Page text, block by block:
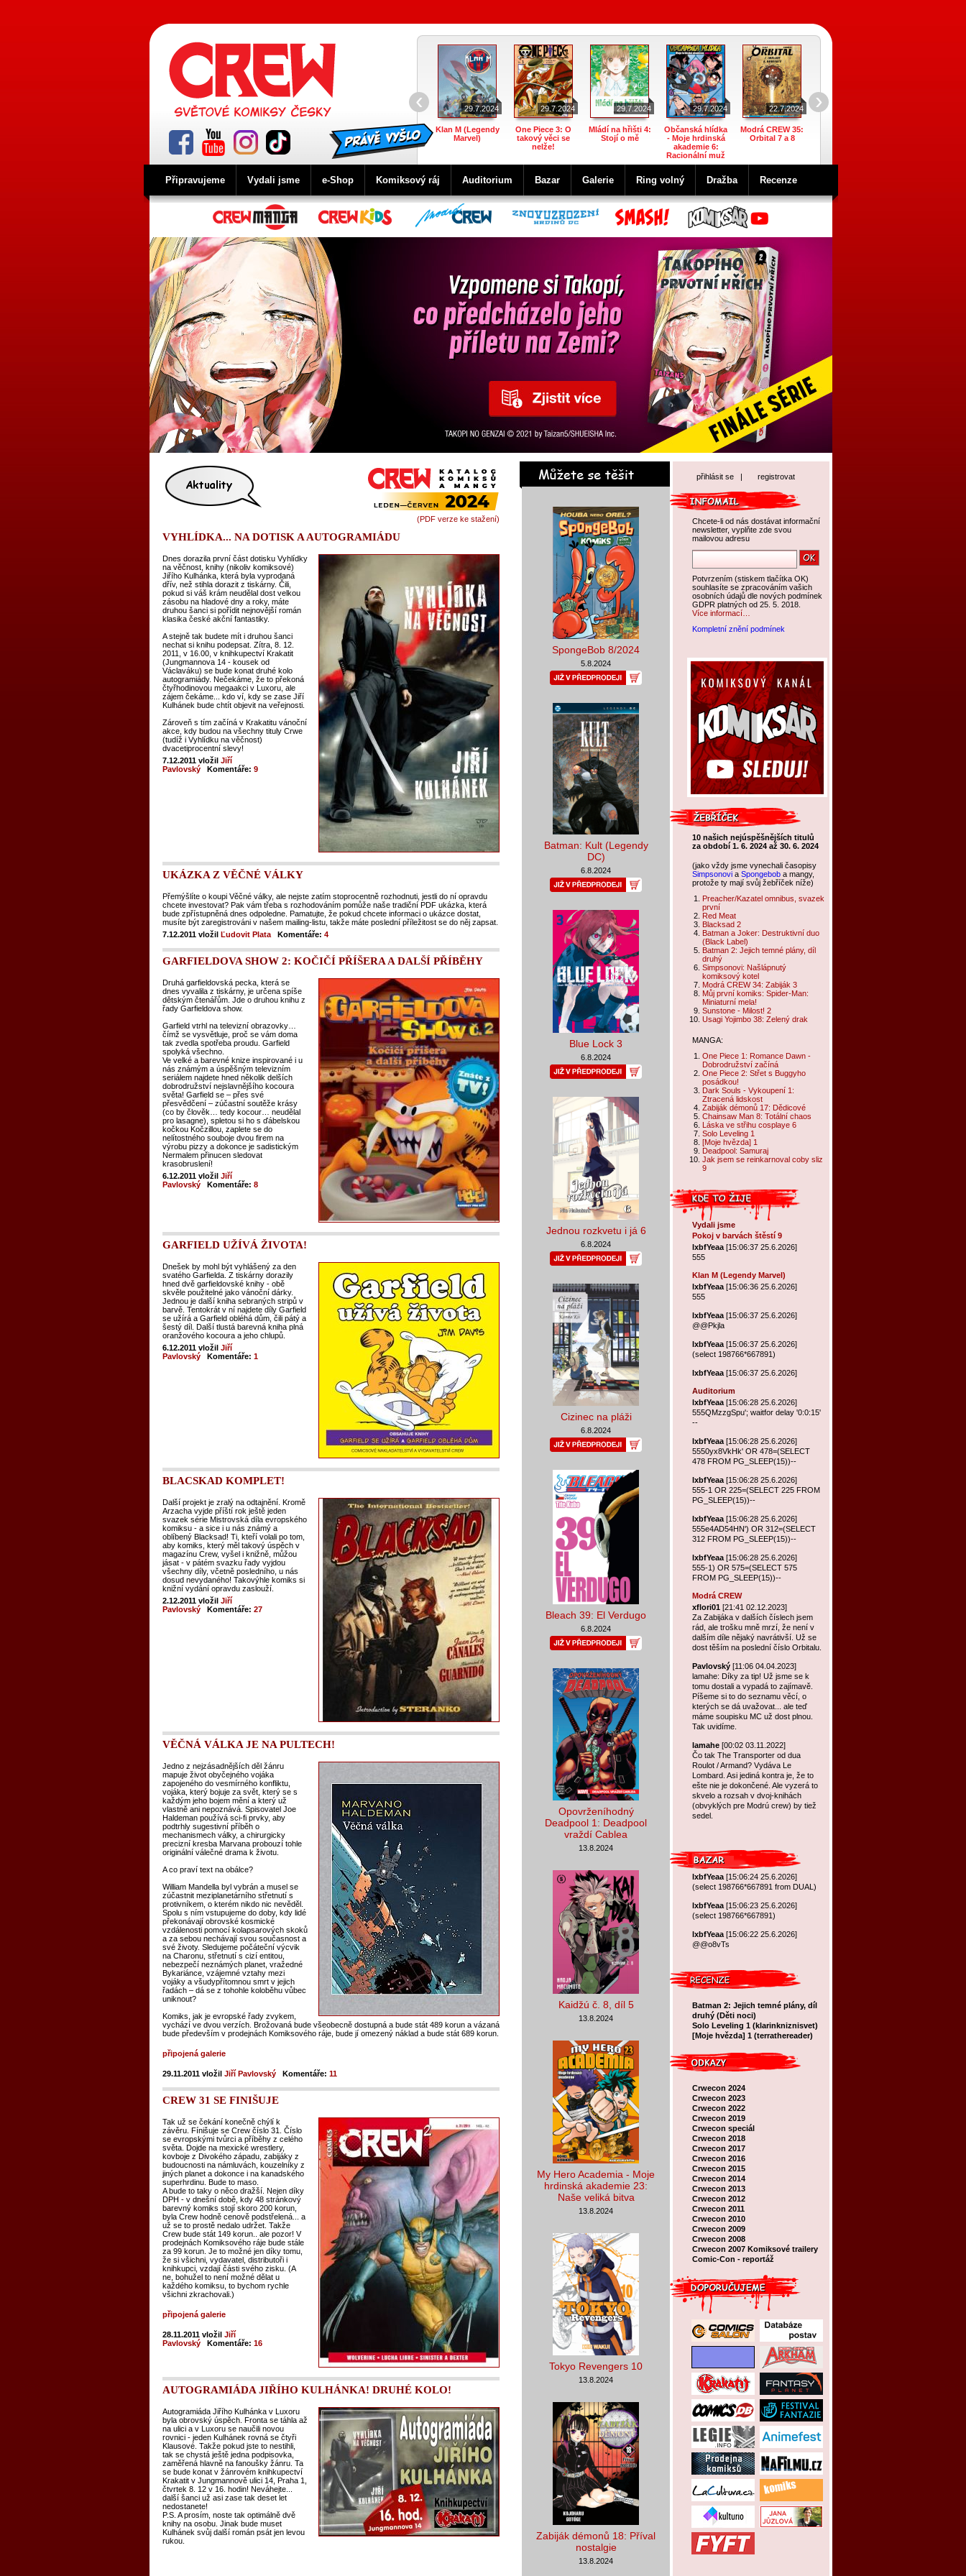
29.7.2024
Klan M (Legendy
Marvel)
29.7.2024
One Piece 3: O
takový věci se
nelže!
29.7.2024
Mládí na hřišti 4:
Stojí o mě
29.7.2024
Občanská hlídka
- Moje hrdinská
akademie 6:
Racionální muž
22.7.2024
Modrá CREW 35:
Orbital 7 a 8
‹ ›
Připravujeme Vydali jsme e-Shop Komiksový ráj Auditorium Bazar Galerie Ring volný Dražba Recenze
(PDF verze ke stažení)
VYHLÍDKA... NA DOTISK A AUTOGRAMIÁDU
Dnes dorazila první část dotisku Vyhlídky
na věčnost, knihy (nikoliv komiksové)
Jiřího Kulhánka, která byla vyprodaná
dřív, než stihla dorazit z tiskárny. Čili,
pokud si váš krám neudělal dost velkou
zásobu na hladové dny a roky, máte
druhou šanci si pořídit nejnovější román
klasika české akční fantastiky.
A stejně tak budete mít i druhou šanci
nechat si knihu podepsat. Zítra, 8. 12.
2011, v 16.00, v knihkupectví Krakatit
(Jungmannova 14 - kousek od
Václaváku) se bude konat druhé kolo
autogramiády. Nečekáme, že to překoná
čtyřhodinovou megaakci v Luxoru, ale
zájem čekáme... kdo ví, kdy se zase Jiří
Kulhánek bude chtít objevit na veřejnosti.
Zároveň s tím začíná v Krakatitu vánoční
akce, kdy budou na všechny tituly Crwe
(tudíž i Vyhlídku na věčnost)
dvacetiprocentní slevy!
7.12.2011 vložil Jiří
Pavlovský
Komentáře: 9
UKÁZKA Z VĚČNÉ VÁLKY
Přemýšlíte o koupi Věčné války, ale nejste zatím stoprocentně rozhodnuti, jestli do ní opravdu
chcete investovat? Pak vám třeba s rozhodováním pomůže naše tradiční PDF ukázka, která
bude zpřístupněná dnes odpoledne. Pamatujte, že pokud chcete informaci o ukázce dostat,
musíte být zaregistrováni v našem mailing-listu, takže máte poslední příležitost se do něj zapsat.
7.12.2011 vložil Ľudovit Plata Komentáře: 4
GARFIELDOVA SHOW 2: KOČIČÍ PŘÍŠERA A DALŠÍ PŘÍBĚHY
Druhá garfieldovská pecka, která se
dnes vyvalila z tiskárny, je určena spíše
dětským čtenářům. Jde o druhou knihu z
řady Garfieldova show.
Garfield vtrhl na televizní obrazovky…
čímž se vysvětluje, proč se vám doma
tak zvedla spotřeba proudu. Garfield
spolyká všechno.
Ve velké a barevné knize inspirované i u
nás známým a úspěšným televizním
seriálem najdete hned několik delších
dobrodružství nejslavnějšího kocoura
světa! Garfield se – přes své
přesvědčení – zúčastní soutěže krásy
(co by člověk… tedy kocour… neudělal
pro lasagne), spletou si ho s ďábelskou
kočkou Kočzillou, zaplete se do
nelítostného souboje dvou firem na
výrobu pizzy a dokonce je sadistickým
Nermalem přinucen sledovat
krasobruslení!
6.12.2011 vložil Jiří
Pavlovský
Komentáře: 8
GARFIELD UŽÍVÁ ŽIVOTA!
Dnešek by mohl být vyhlášený za den
svatého Garfielda. Z tiskárny dorazily
hned dvě garfieldovské knihy - obě
skvěle použitelné jako vánoční dárky.
Jednou je další kniha sebraných stripů v
barvě. Tentokrát v ní najdete díly Garfield
se užírá a Garfield obléhá dům, čili pátý a
šestý díl. Další tlustá barevná kniha plná
oranžového kocoura a jeho chlupů.
6.12.2011 vložil Jiří
Pavlovský
Komentáře: 1
BLACSKAD KOMPLET!
Další projekt je zralý na odtajnění. Kromě
Arzacha vyjde příští rok ještě jeden
svazek série Mistrovská díla evropského
komiksu - a sice i u nás známý a
oblíbený Blacksad! Ti, kteří volali po tom,
aby komiks, který měl takový úspěch v
magazínu Crew, vyšel i knižně, můžou
jásat - v pátém svazku řady vyjdou
všechny díly, včetně posledního, u nás
dosud nevydaného! Takovýhle komiks si
knižní vydání opravdu zaslouží.
2.12.2011 vložil Jiří
Pavlovský
Komentáře: 27
VĚČNÁ VÁLKA JE NA PULTECH!
Jedno z nejzásadnějších děl žánru
mapuje život obyčejného vojáka
zapojeného do vesmírného konfliktu,
vojáka, který bojuje za svět, který se s
každým jeho bojem mění a který už
vlastně ani nepoznává. Spisovatel Joe
Haldeman používá sci-fi prvky, aby
podtrhly sugestivní příběh o
mechanismech války, a chirurgicky
precizní kresba Marvana probouzí tohle
originální válečné drama k životu.
A co praví text na obálce?
William Mandella byl vybrán a musel se
zúčastnit meziplanetárního střetnutí s
protivníkem, o kterém nikdo nic nevěděl.
Spolu s ním vstupujeme do doby, kdy lidé
překonávají obrovské kosmické
vzdálenosti pomocí kolapsarových skoků
a za sebou nechávají svou současnost a
své životy. Sledujeme počáteční výcvik
na Charonu, střetnutí s cizí entitou,
nebezpečí neznámých planet, vražedné
Bykariánce, vzájemné vztahy mezi
vojáky a všudypřítomnou smrt v jejich
řadách – dá se z tohohle koloběhu vůbec
uniknout?
Komiks, jak je evropské řady zvykem,
vychází ve dvou verzích. Brožovaná bude všeobecně dostupná a bude stát 489 korun a vázaná
bude především v prodejnách Komiksového ráje, bude jí omezený náklad a bude stát 689 korun.
připojená galerie
29.11.2011 vložil Jiří Pavlovský Komentáře: 11
CREW 31 SE FINIŠUJE
Tak už se čekání konečně chýlí k
závěru. Fínišuje se Crew číslo 31. Číslo
se evropskými tvůrci a příběhy z celého
světa. Dojde na mexické wrestlery,
kovboje z Divokého západu, zabijáky z
budoucnosti na námluvách, kouzelníky z
jiných planet a dokonce i na kanadského
superhrdinu. Bude to maso.
A bude to taky o něco dražší. Nejen díky
DPH - v dnešní době, kdy 48 stránkový
barevný komiks stojí skoro 200 korun,
byla Crew hodně cenově podstřelená... a
už se to prostě nedalo udržet. Takže
Crew bude stát 149 korun.. ale pozor! V
prodejnách Komiksového ráje bude stále
za 99 korun. Je to možné jen díky tomu,
že si všichni, vydavatel, distributoři i
knihkupci, vzdají části svého zisku. (A
ne, bohužel to není možné dělat u
každého komiksu, to bychom rychle
všichni zkrachovali.)
připojená galerie
28.11.2011 vložil Jiří
Pavlovský
Komentáře: 16
AUTOGRAMIÁDA JIŘÍHO KULHÁNKA! DRUHÉ KOLO!
Autogramiáda Jiřího Kulhánka v Luxoru
byla obrovský úspěch. Fronta se táhla až
na ulici a v Luxoru se naučili novou
rovnici - jeden Kulhánek rovná se čtyři
Klausové. Takže pokud jste to nestihli,
tak se chystá ještě jedna podpisovka,
zaměřená hlavně na fanoušky žánru. Ta
se bude konat v žánrovém knihkupectví
Krakatit v Jungmannově ulici 14, Praha 1,
čtvrtek 8. 12 v 16. hodin! Neváhejte...
další šanci už asi zase tak deset let
nedostanete!
P.S. A prosím, noste tak optimálně dvě
knihy na osobu. Jinak bude muset
Kulhánek svůj další román psát jen levou
rukou.
přihlásit se | registrovat
Chcete-li od nás dostávat informační
newsletter, vyplňte zde svou
mailovou adresu
Potvrzením (stiskem tlačítka OK)
souhlasíte se zpracováním vašich
osobních údajů dle nových podmínek
GDPR platných od 25. 5. 2018.
Více informací…
Kompletní znění podmínek
10 našich nejúspěšnějších titulů
za období 1. 6. 2024 až 30. 6. 2024
(jako vždy jsme vynechali časopisy
Simpsonovi a Spongebob a mangy,
protože ty mají svůj žebříček níže)
Preacher/Kazatel omnibus, svazek
první
Red Meat
Blacksad 2
Batman a Joker: Destruktivní duo
(Black Label)
Batman 2: Jejich temné plány, díl
druhý
Simpsonovi: Našlápnutý
komiksový kotel
Modrá CREW 34: Zabiják 3
Můj první komiks: Spider-Man:
Miniaturní mela!
Sunstone - Milost! 2
Usagi Yojimbo 38: Zelený drak
MANGA:
One Piece 1: Romance Dawn -
Dobrodružství začíná
One Piece 2: Střet s Buggyho
posádkou!
Dark Souls - Vykoupení 1:
Ztracená lidskost
Zabiják démonů 17: Dědicové
Chainsaw Man 8: Totální chaos
Láska ve střihu cosplaye 6
Solo Leveling 1
[Moje hvězda] 1
Deadpool: Samuraj
Jak jsem se reinkarnoval coby sliz
9
Vydali jsme
Pokoj v barvách štěstí 9
lxbfYeaa [15:06:37 25.6.2026]
555
Klan M (Legendy Marvel)
lxbfYeaa [15:06:36 25.6.2026]
555
lxbfYeaa [15:06:37 25.6.2026]
@@Pkjla
lxbfYeaa [15:06:37 25.6.2026]
(select 198766*667891)
lxbfYeaa [15:06:37 25.6.2026]
Auditorium
lxbfYeaa [15:06:28 25.6.2026]
555QMzzgSpu'; waitfor delay '0:0:15'
--
lxbfYeaa [15:06:28 25.6.2026]
5550yx8VkHk' OR 478=(SELECT
478 FROM PG_SLEEP(15))--
lxbfYeaa [15:06:28 25.6.2026]
555-1 OR 225=(SELECT 225 FROM
PG_SLEEP(15))--
lxbfYeaa [15:06:28 25.6.2026]
555e4AD54HN') OR 312=(SELECT
312 FROM PG_SLEEP(15))--
lxbfYeaa [15:06:28 25.6.2026]
555-1) OR 575=(SELECT 575
FROM PG_SLEEP(15))--
Modrá CREW
xflori01 [21:41 02.12.2023]
Za Zabijáka v dalších číslech jsem
rád, ale trošku mně mrzí, že není v
dalším díle nějaký navrátivší. Už se
dost těším na poslední číslo Orbitalu.
Pavlovský [11:06 04.04.2023]
lamahe: Díky za tip! Už jsme se k
tomu dostali a vypadá to zajímavě.
Píšeme si to do seznamu věcí, o
kterých se dá uvažovat... ale teď
máme soupisku MC už dost plnou.
Tak uvidíme.
lamahe [00:02 03.11.2022]
Čo tak The Transporter od dua
Roulot / Armand? Vydáva Le
Lombard. Asi jediná kontra je, že to
ešte nie je dokončené. Ale vyzerá to
skvelo a rozsah v dvoj-knihách
(obvyklých pre Modrú crew) by tiež
sedel.
lxbfYeaa [15:06:24 25.6.2026]
(select 198766*667891 from DUAL)
lxbfYeaa [15:06:23 25.6.2026]
(select 198766*667891)
lxbfYeaa [15:06:22 25.6.2026]
@@o8vTs
Batman 2: Jejich temné plány, díl
druhý (Děti noci)
Solo Leveling 1 (klarinkniznisvet)
[Moje hvězda] 1 (terrathereader)
Crwecon 2024
Crwecon 2023
Crwecon 2022
Crwecon 2019
Crwecon speciál
Crwecon 2018
Crwecon 2017
Crwecon 2016
Crwecon 2015
Crwecon 2014
Crwecon 2013
Crwecon 2012
Crwecon 2011
Crwecon 2010
Crwecon 2009
Crwecon 2008
Crwecon 2007 Komiksové trailery
Comic-Con - reportáž
SpongeBob 8/2024
5.8.2024
Batman: Kult (Legendy
DC)
6.8.2024
Blue Lock 3
6.8.2024
Jednou rozkvetu i já 6
6.8.2024
Cizinec na pláži
6.8.2024
Bleach 39: El Verdugo
6.8.2024
Opovrženíhodný
Deadpool 1: Deadpool
vraždí Cablea
13.8.2024
Kaidžú č. 8, díl 5
13.8.2024
My Hero Academia - Moje
hrdinská akademie 23:
Naše veliká bitva
13.8.2024
Tokyo Revengers 10
13.8.2024
Zabiják démonů 18: Příval
nostalgie
13.8.2024